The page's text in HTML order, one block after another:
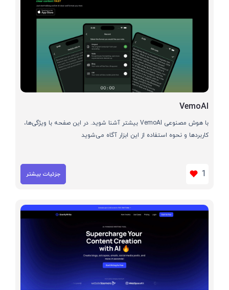
VemoAI
با هوش مصنوعی VemoAI بیشتر آشنا شوید. در این صفحه با ویژگی‌ها،
کاربردها و نحوه استفاده از این ابزار آگاه می‌شوید
1 جزئیات بیشتر